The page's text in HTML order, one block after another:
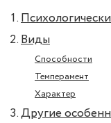
Виды
Способности
Темперамент
Характер
Другие